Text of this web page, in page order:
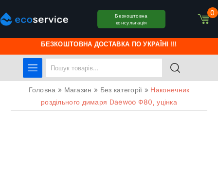
БЕЗКОШТОВНА ДОСТАВКА ПО УКРАЇНІ !!!
Безкоштовна
консультація
0
Головна » Магазин » Без категорії » Наконечник
роздільного димаря Daewoo Ф80, уцінка